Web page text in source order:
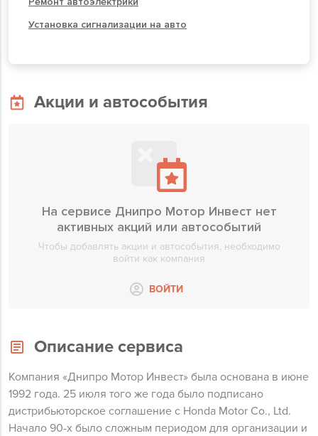
Установка сигнализации на авто
Акции и автособытия
На сервисе Днипро Мотор Инвест нет
активных акций или автособытий
Чтобы добавлять акции и автособытия, необходимо
войти как компания
ВОЙТИ
Описание сервиса
Компания «Днипро Мотор Инвест» была основана в июне
1992 года. 25 июля того же года было подписано
дистрибьюторское соглашение с Honda Motor Co., Ltd.
Начало 90-х было сложным периодом для организации и